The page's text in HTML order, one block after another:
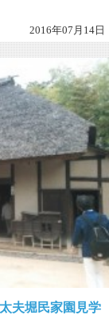
2016年07月14日
夫堀民家園見学